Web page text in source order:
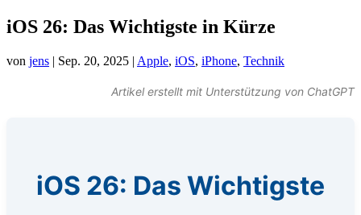
iOS 26: Das Wichtigste in Kürze
von jens | Sep. 20, 2025 | Apple, iOS, iPhone, Technik
Artikel erstellt mit Unterstützung von ChatGPT
iOS 26: Das Wichtigste